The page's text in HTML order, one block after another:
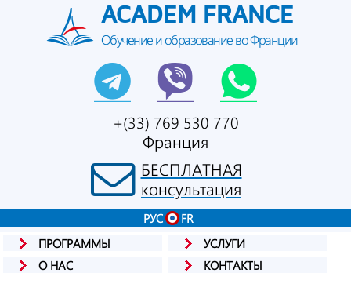
ACADEM FRANCE
Обучение и образование во Франции
+(33) 769 530 770
Франция
БЕСПЛАТНАЯ
консультация
РУС
FR
ПРОГРАММЫ
УСЛУГИ
О НАС
КОНТАКТЫ